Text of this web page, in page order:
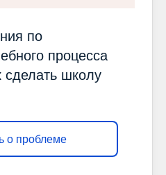
по
процесса
сделать школу
о проблеме